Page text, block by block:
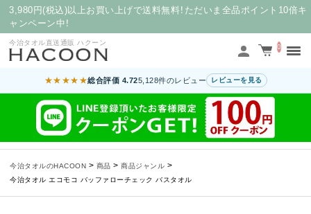
3,980円(税込)以上お買い上げで送料無料！ただいま全品ポイント10倍キ
ャンペーン中！
今治タオル直送通販 ハクーン
0
★★★★★総合評価 4.725,128件のレビュー レビューを見る
今治タオルのHACOON > 商品 > 商品ジャンル >
今治タオル エコモコ バッファローチェック バスタオル